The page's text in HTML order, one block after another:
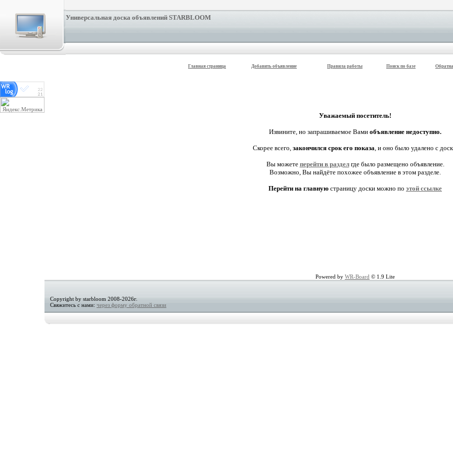
Универсальная доска объявлений STARBLOOM
Главная страница Добавить объявление Правила работы Поиск по базе
Уважаемый посетитель!
Извините, но запрашиваемое Вами объявление недоступно.
Скорее всего, закончился срок его показа, и оно было удалено с
Вы можете перейти в разделгде было размещено объявление.
Возможно, Вы найдёте похожее объявление в этом разделе.
Перейти на главную страницу доски можно по этой ссылке
Powered by WR-Board © 1.9 Lite
Copyright by starbloom 2008-2026г.
Свяжитесь с нами: через форму обратной связи